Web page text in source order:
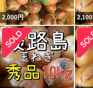
2,000円 2,100